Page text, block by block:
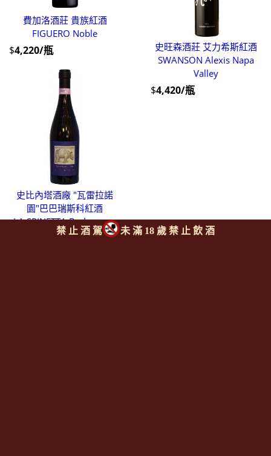
費加洛酒莊 貴族紅酒
FIGUERO Noble
$4,220/瓶
史旺森酒莊 艾力希斯紅酒
SWANSON Alexis Napa
Valley
$4,420/瓶
史比內塔酒廠 "瓦雷拉諾
園"巴巴瑞斯科紅酒
LA SPINETTA Barbaresco
"Valeirano"
禁 止 酒 駕 未 滿 18 歲 禁 止 飲 酒